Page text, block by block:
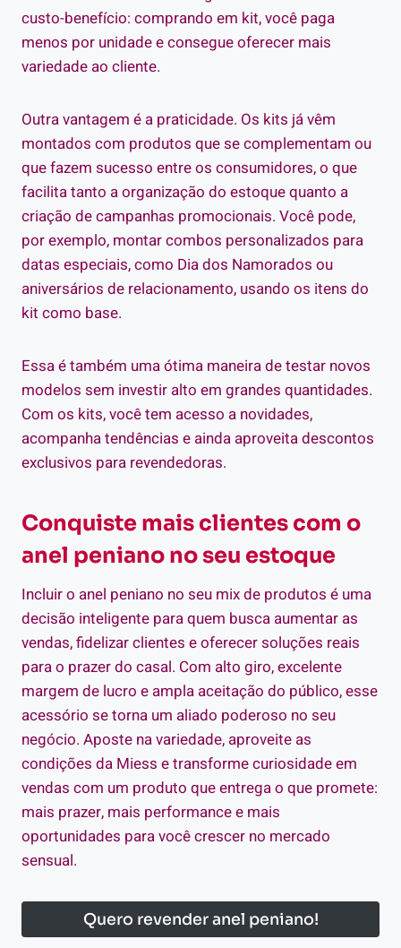
custo-benefício: comprando em kit, você paga
menos por unidade e consegue oferecer mais
variedade ao cliente.
Outra vantagem é a praticidade. Os kits já vêm
montados com produtos que se complementam ou
que fazem sucesso entre os consumidores, o que
facilita tanto a organização do estoque quanto a
criação de campanhas promocionais. Você pode,
por exemplo, montar combos personalizados para
datas especiais, como Dia dos Namorados ou
aniversários de relacionamento, usando os itens do
kit como base.
Essa é também uma ótima maneira de testar novos
modelos sem investir alto em grandes quantidades.
Com os kits, você tem acesso a novidades,
acompanha tendências e ainda aproveita descontos
exclusivos para revendedoras.
Conquiste mais clientes com o
anel peniano no seu estoque
Incluir o anel peniano no seu mix de produtos é uma
decisão inteligente para quem busca aumentar as
vendas, fidelizar clientes e oferecer soluções reais
para o prazer do casal. Com alto giro, excelente
margem de lucro e ampla aceitação do público, esse
acessório se torna um aliado poderoso no seu
negócio. Aposte na variedade, aproveite as
condições da Miess e transforme curiosidade em
vendas com um produto que entrega o que promete:
mais prazer, mais performance e mais
oportunidades para você crescer no mercado
sensual.
Quero revender anel peniano!